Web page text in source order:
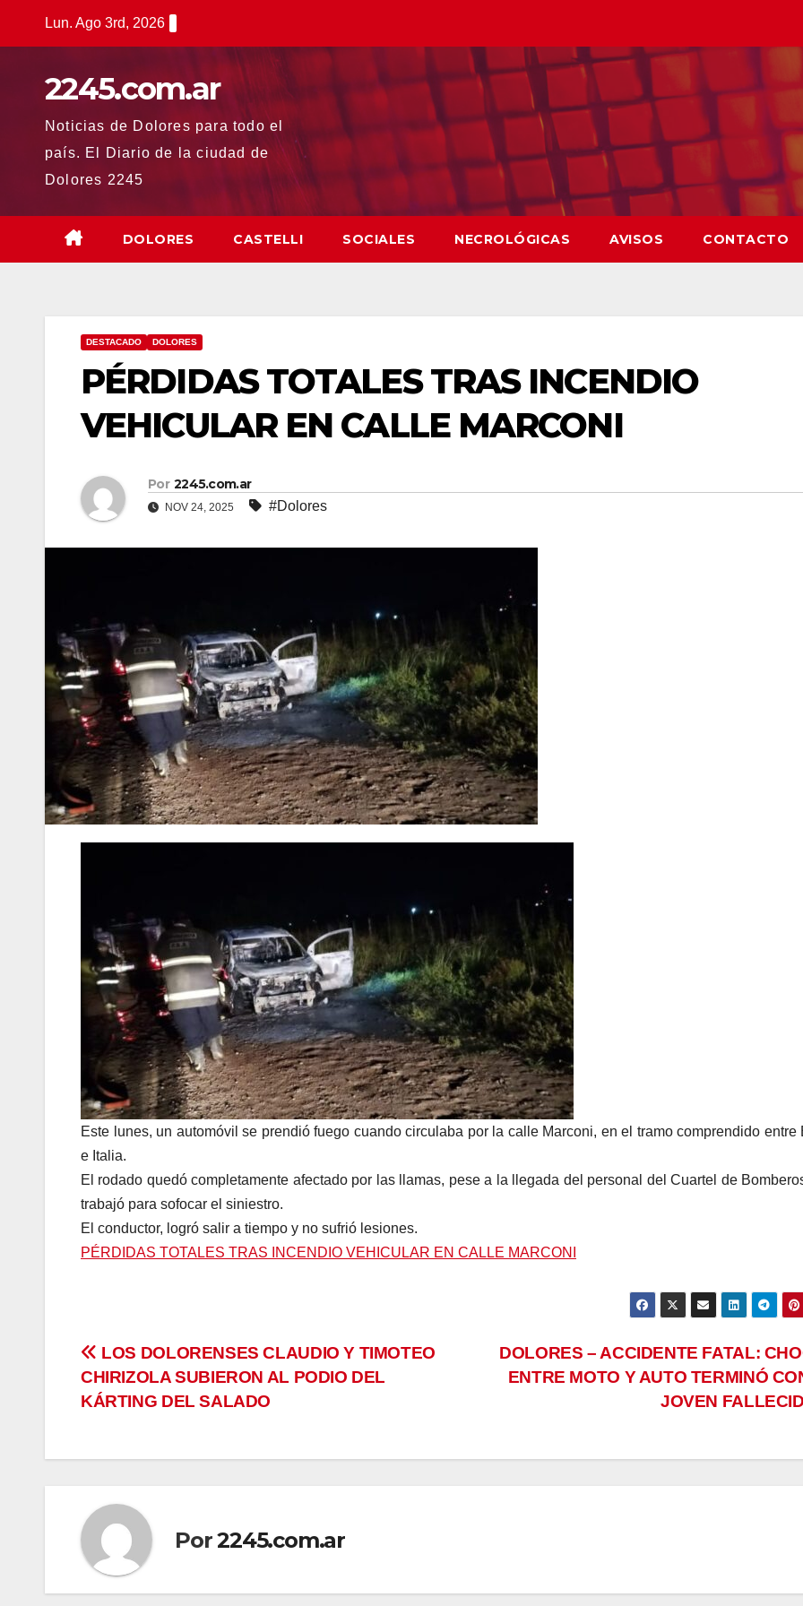
Lun. Ago 3rd, 2026
2245.com.ar
Noticias de Dolores para todo el
país. El Diario de la ciudad de
Dolores 2245
DOLORES CASTELLI SOCIALES NECROLÓGICAS AVISOS CONTACTO
DESTACADO DOLORES
PÉRDIDAS TOTALES TRAS INCENDIO
VEHICULAR EN CALLE MARCONI
Por 2245.com.ar
NOV 24, 2025 #Dolores
Este lunes, un automóvil se prendió fuego cuando circulaba por la calle Marconi, en el tramo comprendido entre
e Italia.
El rodado quedó completamente afectado por las llamas, pese a la llegada del personal del Cuartel de
trabajó para sofocar el siniestro.
El conductor, logró salir a tiempo y no sufrió lesiones.
PÉRDIDAS TOTALES TRAS INCENDIO VEHICULAR EN CALLE MARCONI
Navegación
de
DOLORES – ACCIDENTE FATAL:
ENTRE MOTO Y AUTO TERMINÓ
JOVEN
LOS DOLORENSES CLAUDIO Y TIMOTEO
CHIRIZOLA SUBIERON AL PODIO DEL
KÁRTING DEL SALADO
Por2245.com.ar